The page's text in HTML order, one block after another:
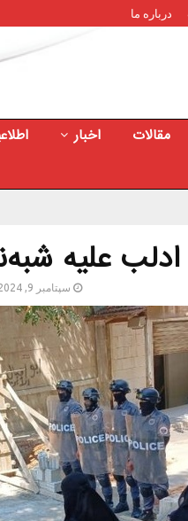
درباره ما
مقالات اخبار
علیه
سپتامبر 9, 2024